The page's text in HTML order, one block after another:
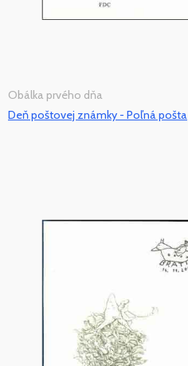
Obálka prvého dňa
Deň poštovej známky - Poľná pošta